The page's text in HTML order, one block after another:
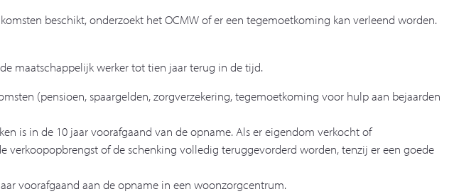
beschikt, onderzoekt het OCMW of er een tegemoetkoming kan verleend worden.
maatschappelijk werker tot tien jaar terug in de tijd.
(pensioen, spaargelden, zorgverzekering, tegemoetkoming voor hulp aan bejaarden
is in de 10 jaar voorafgaand van de opname. Als er eigendom verkocht of
verkoopopbrengst of de schenking volledig teruggevorderd worden, tenzij er een goede
voorafgaand aan de opname in een woonzorgcentrum.